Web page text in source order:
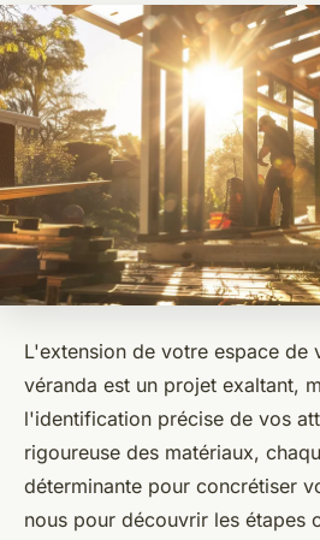
L'extension de votre espace de
véranda est un projet exaltant,
l'identification précise de vos
rigoureuse des matériaux,
déterminante pour concrétiser
nous pour découvrir les étapes